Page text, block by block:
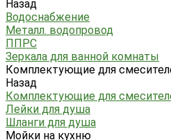
Назад
Водоснабжение
Металл. водопровод
ППРС
Зеркала для ванной комнаты
Комплектующие для
Назад
Комплектующие для
Лейки для душа
Шланги для душа
Мойки на кухню